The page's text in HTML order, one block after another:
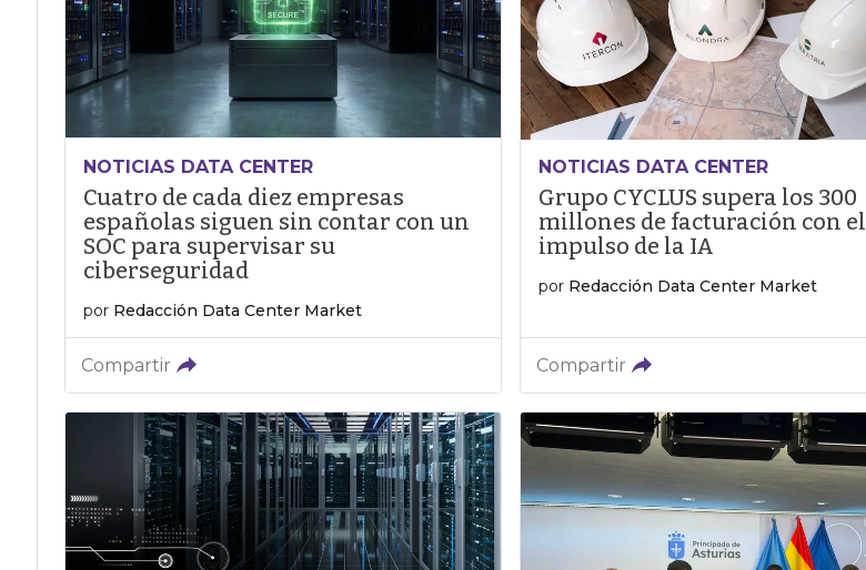
NOTICIAS DATA CENTER
Cuatro de cada diez empresas
españolas siguen sin contar con un
SOC para supervisar su
ciberseguridad
por Redacción Data Center Market
Compartir
NOTICIAS DATA CENTER
Grupo CYCLUS supera los 300
millones de facturación con el
impulso de la IA
por Redacción Data Center Market
Compartir